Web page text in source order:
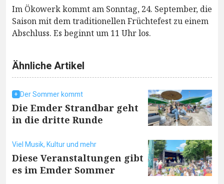
Im Ökowerk kommt am Sonntag, 24. September, die
Saison mit dem traditionellen Früchtefest zu einem
Abschluss. Es beginnt um 11 Uhr los.
Ähnliche Artikel
Der Sommer kommt
Die Emder Strandbar geht
in die dritte Runde
Viel Musik, Kultur und mehr
Diese Veranstaltungen gibt
es im Emder Sommer